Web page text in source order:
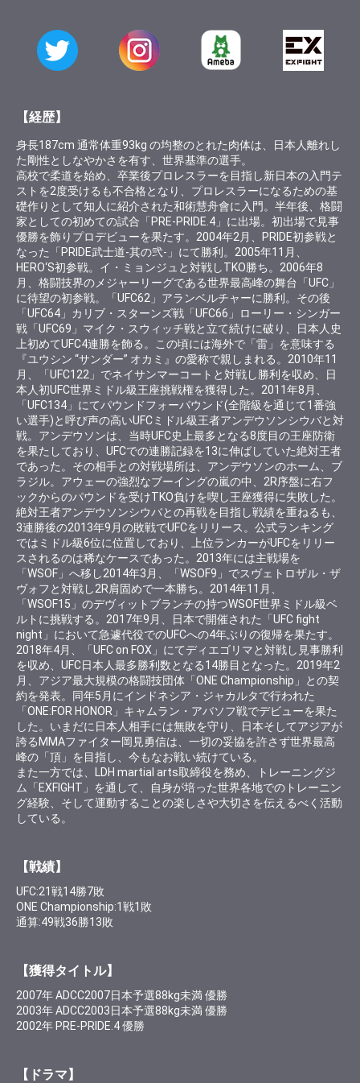
【経歴】
身長187cm 通常体重93kg の均整のとれた肉体は、日本人離れし
た剛性としなやかさを有す、世界基準の選手。
高校で柔道を始め、卒業後プロレスラーを目指し新日本の入門テ
ストを2度受けるも不合格となり、プロレスラーになるための基
礎作りとして知人に紹介された和術慧舟會に入門。半年後、格闘
家としての初めての試合「PRE-PRIDE.4」に出場。初出場で見事
優勝を飾りプロデビューを果たす。2004年2月、PRIDE初参戦と
なった「PRIDE武士道-其の弐-」にて勝利。2005年11月、
HERO‘S初参戦。イ・ミョンジュと対戦しTKO勝ち。2006年8
月、格闘技界のメジャーリーグである世界最高峰の舞台「UFC」
に待望の初参戦。「UFC62」アランベルチャーに勝利。その後
「UFC64」カリブ・スターンズ戦「UFC66」ローリー・シンガー
戦「UFC69」マイク・スウィッチ戦と立て続けに破り、日本人史
上初めてUFC4連勝を飾る。この頃には海外で「雷」を意味する
『ユウシン “サンダー” オカミ』の愛称で親しまれる。2010年11
月、「UFC122」でネイサンマーコートと対戦し勝利を収め、日
本人初UFC世界ミドル級王座挑戦権を獲得した。2011年8月、
「UFC134」にてパウンドフォーパウンド(全階級を通じて1番強
い選手)と呼び声の高いUFCミドル級王者アンデウソンシウバと対
戦。アンデウソンは、当時UFC史上最多となる8度目の王座防衛
を果たしており、UFCでの連勝記録を13に伸ばしていた絶対王者
であった。その相手との対戦場所は、アンデウソンのホーム、ブ
ラジル。アウェーの強烈なブーイングの嵐の中、2R序盤に右フ
ックからのパウンドを受けTKO負けを喫し王座獲得に失敗した。
絶対王者アンデウソンシウバとの再戦を目指し戦績を重ねるも、
3連勝後の2013年9月の敗戦でUFCをリリース。公式ランキング
ではミドル級6位に位置しており、上位ランカーがUFCをリリー
スされるのは稀なケースであった。2013年には主戦場を
「WSOF」へ移し2014年3月、「WSOF9」でスヴェトロザル・ザ
ヴォフと対戦し2R肩固めで一本勝ち。2014年11月、
「WSOF15」のデヴィットブランチの持つWSOF世界ミドル級ベ
ルトに挑戦する。2017年9月、日本で開催された「UFC fight
night」において急遽代役でのUFCへの4年ぶりの復帰を果たす。
2018年4月、「UFC on FOX」にてディエゴリマと対戦し見事勝利
を収め、UFC日本人最多勝利数となる14勝目となった。2019年2
月、アジア最大規模の格闘技団体「ONE Championship」との契
約を発表。同年5月にインドネシア・ジャカルタで行われた
「ONE:FOR HONOR」キャムラン・アバソフ戦でデビューを果た
した。いまだに日本人相手には無敗を守り、日本そしてアジアが
誇るMMAファイター岡見勇信は、一切の妥協を許さず世界最高
峰の「頂」を目指し、今もなお戦い続けている。
また一方では、LDH martial arts取締役を務め、トレーニングジ
ム「EXFIGHT」を通して、自身が培った世界各地でのトレーニン
グ経験、そして運動することの楽しさや大切さを伝えるべく活動
している。
【戦績】
UFC:21戦14勝7敗
ONE Championship:1戦1敗
通算:49戦36勝13敗
【獲得タイトル】
2007年 ADCC2007日本予選88kg未満 優勝
2003年 ADCC2003日本予選88kg未満 優勝
2002年 PRE-PRIDE.4 優勝
【ドラマ】